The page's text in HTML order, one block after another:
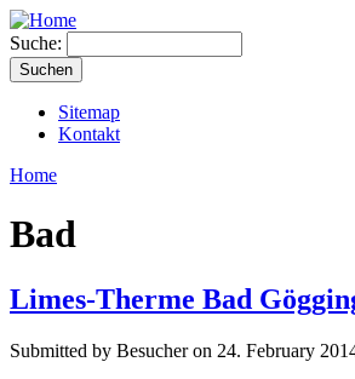
Suche:
Sitemap
Kontakt
Home
Bad
Limes-Therme Bad
Submitted by Besucher on 24. February